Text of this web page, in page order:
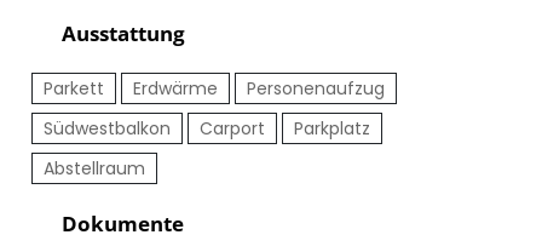
Ausstattung
Parkett Erdwärme
Personenaufzug
Südwestbalkon
Carport
Parkplatz
Abstellraum
Dokumente